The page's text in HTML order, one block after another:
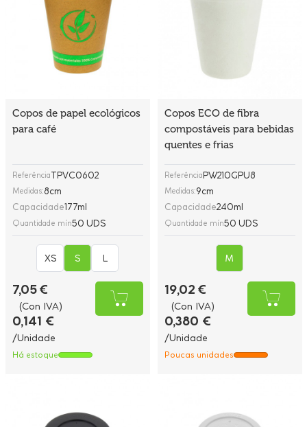
Copos de papel ecológicos
para café
ReferênciaTPVC0602
Medidas:8cm
Capacidade177ml
Quantidade mín50 UDS
XS S L
7,05 €
(Con IVA)
0,141 €
/Unidade
Há estoque
Copos ECO de fibra
compostáveis para bebidas
quentes e frias
ReferênciaPW210GPU8
Medidas:9cm
Capacidade240ml
Quantidade mín50 UDS
M
19,02 €
(Con IVA)
0,380 €
/Unidade
Poucas unidades